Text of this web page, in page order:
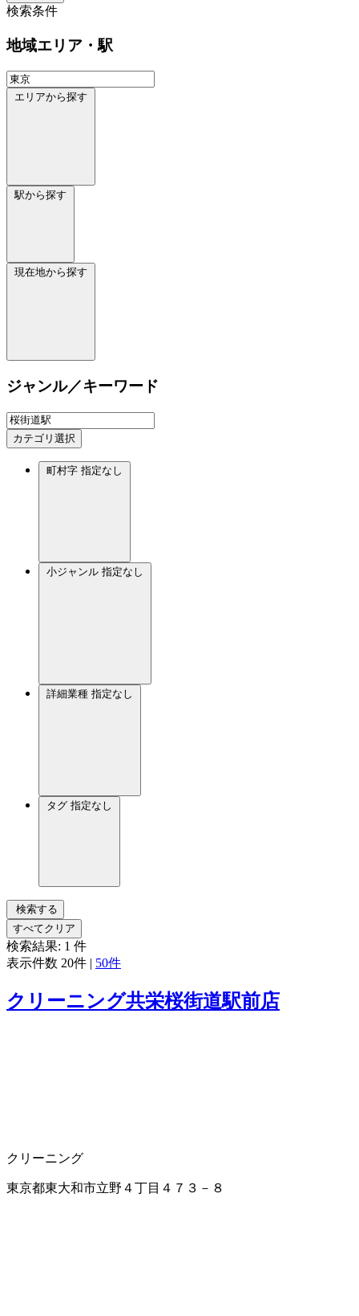
検索条件
地域エリア・駅
エリアから探す
駅から探す
現在地から探す
ジャンル／キーワード
カテゴリ選択
町村字 指定なし
小ジャンル 指定なし
詳細業種 指定なし
タグ 指定なし
検索する
すべてクリア
検索結果: 1 件
表示件数 20件 | 50件
クリーニング共栄桜街道駅前店
クリーニング
東京都東大和市立野４丁目４７３－８